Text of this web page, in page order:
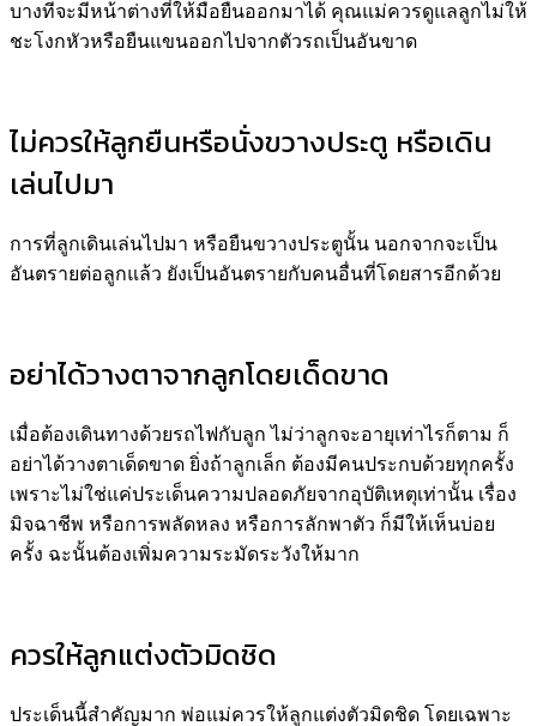
บางทีจะมีหน้าต่างที่ให้มือยืนออกมาได้ คุณแม่ควรดูแลลูกไม่ให้
ชะโงกหัวหรือยืนแขนออกไปจากตัวรถเป็นอันขาด
ไม่ควรให้ลูกยืนหรือนั่งขวางประตู หรือเดิน
เล่นไปมา
การที่ลูกเดินเล่นไปมา หรือยืนขวางประตูนั้น นอกจากจะเป็น
อันตรายต่อลูกแล้ว ยังเป็นอันตรายกับคนอื่นที่โดยสารอีกด้วย
อย่าได้วางตาจากลูกโดยเด็ดขาด
เมื่อต้องเดินทางด้วยรถไฟกับลูก ไม่ว่าลูกจะอายุเท่าไรก็ตาม ก็
อย่าได้วางตาเด็ดขาด ยิ่งถ้าลูกเล็ก ต้องมีคนประกบด้วยทุกครั้ง
เพราะไม่ใช่แค่ประเด็นความปลอดภัยจากอุบัติเหตุเท่านั้น เรื่อง
มิจฉาชีพ หรือการพลัดหลง หรือการลักพาตัว ก็มีให้เห็นบ่อย
ครั้ง ฉะนั้นต้องเพิ่มความระมัดระวังให้มาก
ควรให้ลูกแต่งตัวมิดชิด
ประเด็นนี้สำคัญมาก พ่อแม่ควรให้ลูกแต่งตัวมิดชิด โดยเฉพาะ